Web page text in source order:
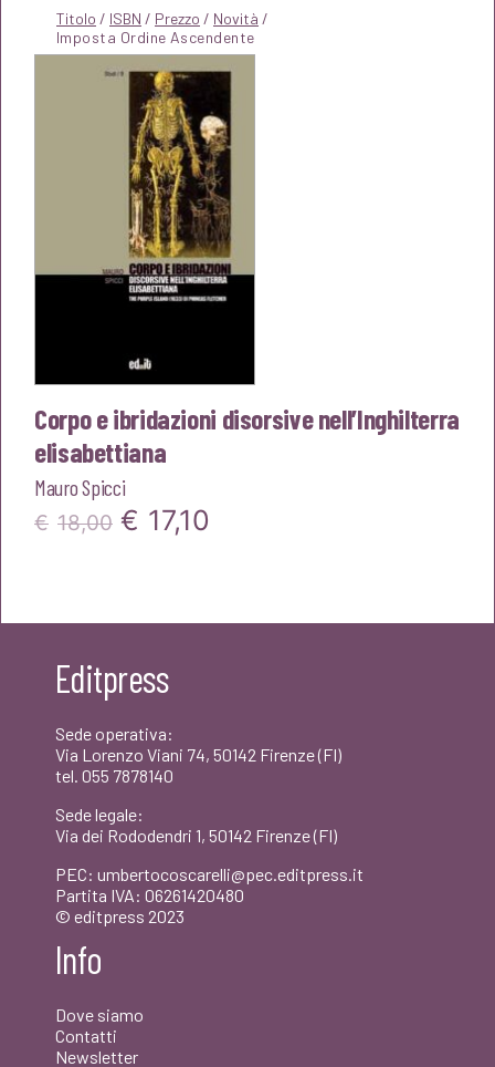
Titolo / ISBN / Prezzo / Novità /
Corpo e ibridazioni disorsive nell’Inghilterra
elisabettiana
Mauro Spicci
€ 18,00 Il
€18,00.
€ 17,10
Editpress
Sede operativa:
Via Lorenzo Viani 74, 50142 Firenze (FI)
tel. 055 7878140
Sede legale:
Via dei Rododendri 1, 50142 Firenze (FI)
PEC: umbertocoscarelli@pec.editpress.it
Partita IVA: 06261420480
© editpress 2023
Info
Dove siamo
Contatti
Newsletter